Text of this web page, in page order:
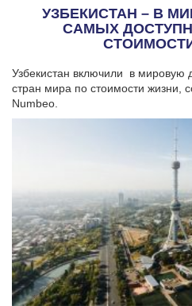
УЗБЕКИСТАН – В
САМЫХ
Узбекистан включили в мировую
стран мира по стоимости жизни,
Numbeo.